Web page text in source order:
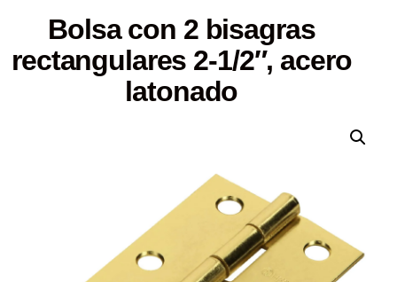
Bolsa con 2 bisagras
rectangulares 2-1/2″, acero
latonado